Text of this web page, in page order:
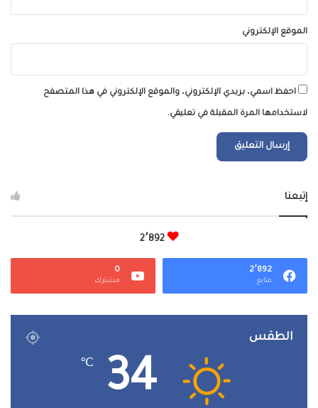
الموقع الإلكتروني
احفظ اسمي، بريدي الإلكتروني، والموقع الإلكتروني في هذا المتصفح
لاستخدامها المرة المقبلة في تعليقي.
إتبعنا
2٬892
2٬892
متابع
0
مشترك
الطقس
34
℃